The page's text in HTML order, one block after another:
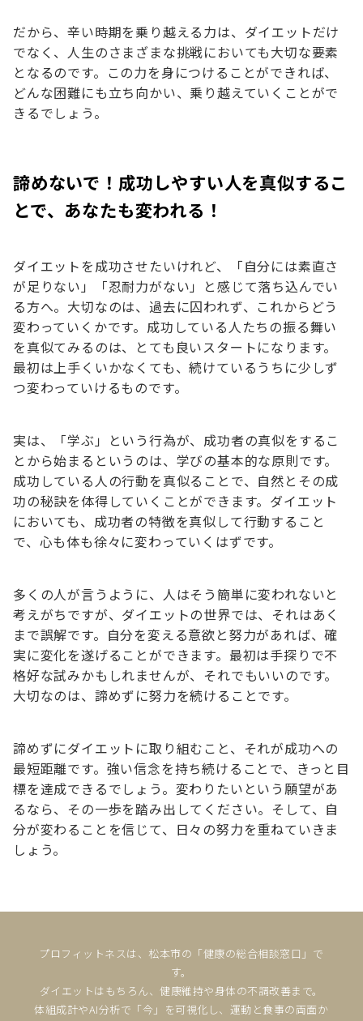
だから、辛い時期を乗り越える力は、ダイエットだけ
でなく、人生のさまざまな挑戦においても大切な要素
となるのです。この力を身につけることができれば、
どんな困難にも立ち向かい、乗り越えていくことがで
きるでしょう。
諦めないで！成功しやすい人を真似するこ
とで、あなたも変われる！
ダイエットを成功させたいけれど、「自分には素直さ
が足りない」「忍耐力がない」と感じて落ち込んでい
る方へ。大切なのは、過去に囚われず、これからどう
変わっていくかです。成功している人たちの振る舞い
を真似てみるのは、とても良いスタートになります。
最初は上手くいかなくても、続けているうちに少しず
つ変わっていけるものです。
実は、「学ぶ」という行為が、成功者の真似をするこ
とから始まるというのは、学びの基本的な原則です。
成功している人の行動を真似ることで、自然とその成
功の秘訣を体得していくことができます。ダイエット
においても、成功者の特徴を真似して行動すること
で、心も体も徐々に変わっていくはずです。
多くの人が言うように、人はそう簡単に変われないと
考えがちですが、ダイエットの世界では、それはあく
まで誤解です。自分を変える意欲と努力があれば、確
実に変化を遂げることができます。最初は手探りで不
格好な試みかもしれませんが、それでもいいのです。
大切なのは、諦めずに努力を続けることです。
諦めずにダイエットに取り組むこと、それが成功への
最短距離です。強い信念を持ち続けることで、きっと目
標を達成できるでしょう。変わりたいという願望があ
るなら、その一歩を踏み出してください。そして、自
分が変わることを信じて、日々の努力を重ねていきま
しょう。
プロフィットネスは、松本市の「健康の総合相談窓口」で
す。
ダイエットはもちろん、健康維持や身体の不調改善まで。
体組成計やAI分析で「今」を可視化し、運動と食事の両面か